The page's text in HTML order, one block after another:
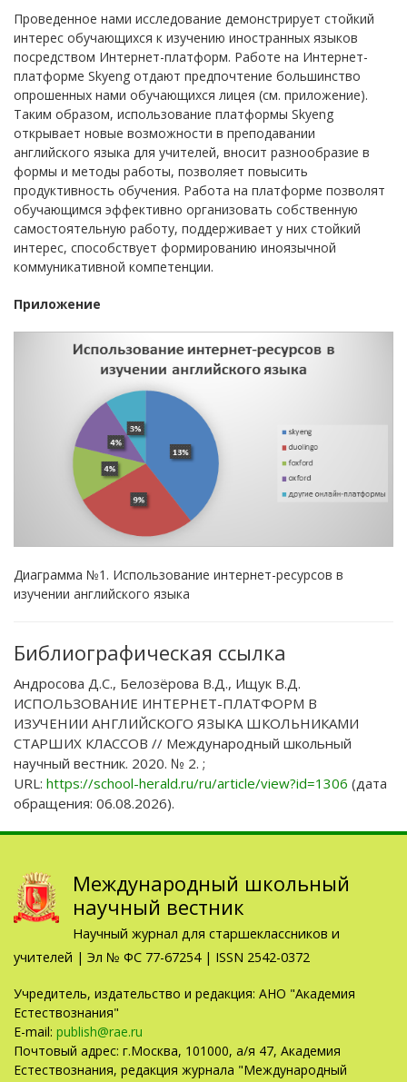
Проведенное нами исследование демонстрирует стойкий
интерес обучающихся к изучению иностранных языков
посредством Интернет-платформ. Работе на Интернет-
платформе Skyeng отдают предпочтение большинство
опрошенных нами обучающихся лицея (см. приложение).
Таким образом, использование платформы Skyeng
открывает новые возможности в преподавании
английского языка для учителей, вносит разнообразие в
формы и методы работы, позволяет повысить
продуктивность обучения. Работа на платформе позволят
обучающимся эффективно организовать собственную
самостоятельную работу, поддерживает у них стойкий
интерес, способствует формированию иноязычной
коммуникативной компетенции.
Приложение
Диаграмма №1. Использование интернет-ресурсов в
изучении английского языка
Библиографическая ссылка
Андросова Д.С., Белозёрова В.Д., Ищук В.Д.
ИСПОЛЬЗОВАНИЕ ИНТЕРНЕТ-ПЛАТФОРМ В
ИЗУЧЕНИИ АНГЛИЙСКОГО ЯЗЫКА ШКОЛЬНИКАМИ
СТАРШИХ КЛАССОВ // Международный школьный
научный вестник. 2020. № 2. ;
URL: https://school-herald.ru/ru/article/view?id=1306 (дата
обращения: 06.08.2026).
Международный школьный
научный вестник
Научный журнал для старшеклассников и
учителей | Эл № ФС 77-67254 | ISSN 2542-0372
Учредитель, издательство и редакция: АНО "Академия
Естествознания"
E-mail: publish@rae.ru
Почтовый адрес: г.Москва, 101000, а/я 47, Академия
Естествознания, редакция журнала "Международный